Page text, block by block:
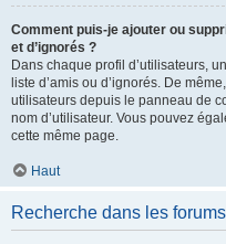
Comment puis-je ajouter ou
et d’ignorés ?
Dans chaque profil d’utilisateurs,
liste d’amis ou d’ignorés. De
utilisateurs depuis le panneau de
nom d’utilisateur. Vous pouvez
cette même page.
Haut
Recherche dans les forums